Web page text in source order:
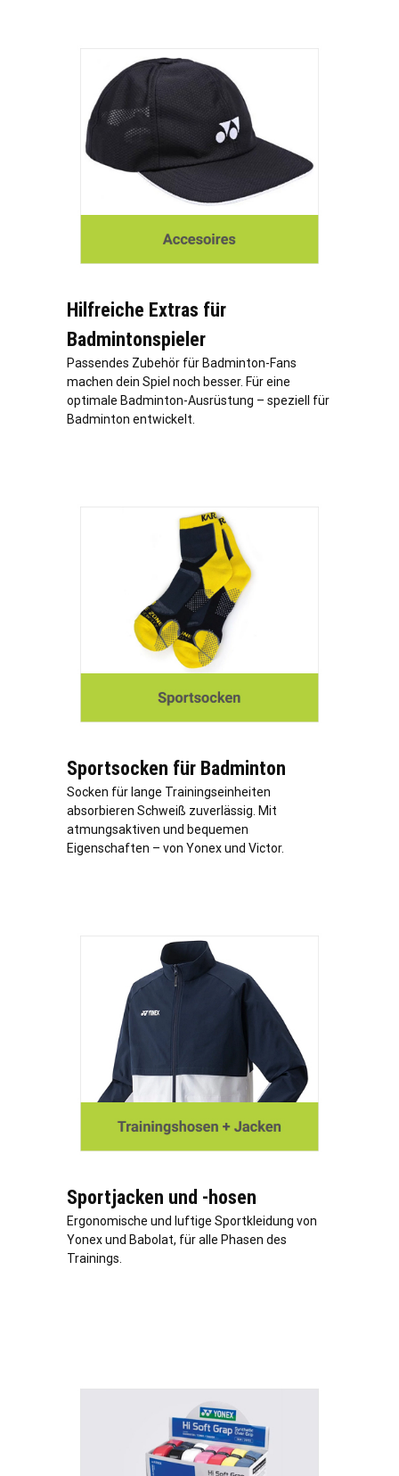
Hilfreiche Extras für
Badmintonspieler
Passendes Zubehör für Badminton-Fans
machen dein Spiel noch besser. Für eine
optimale Badminton-Ausrüstung – speziell für
Badminton entwickelt.
Sportsocken für Badminton
Socken für lange Trainingseinheiten
absorbieren Schweiß zuverlässig. Mit
atmungsaktiven und bequemen
Eigenschaften – von Yonex und Victor.
Sportjacken und -hosen
Ergonomische und luftige Sportkleidung von
Yonex und Babolat, für alle Phasen des
Trainings.